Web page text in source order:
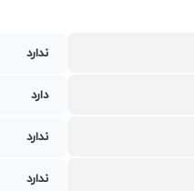
ندارد
دارد
ندارد
ندارد